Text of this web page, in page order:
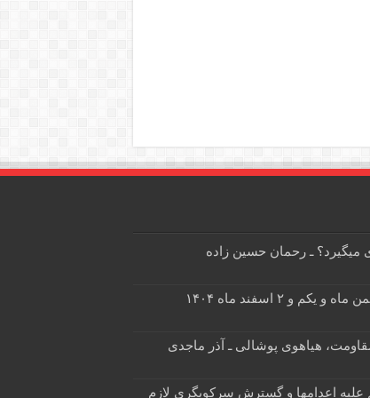
ـ رحمان حسین زاده
هیاهوی پوشالی ـ آذر ماجدی
علیه اعدامها و گسترش سرکوبگری لازم